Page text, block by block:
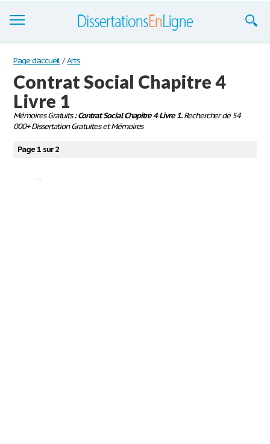
Dissertations
S'inscrire
Se connecter
Contactez-nous
Page d'accueil / Arts
Contrat Social Chapitre 4
Livre 1
Mémoires Gratuits: Contrat Social Chapitre 4 Livre 1.Rechercher de 54
000+ Dissertation Gratuites et Mémoires
Page 1 sur 2